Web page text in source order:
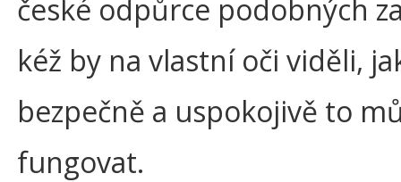
české odpůrce podobných
kéž by na vlastní oči viděli,
bezpečně a uspokojivě to
fungovat.